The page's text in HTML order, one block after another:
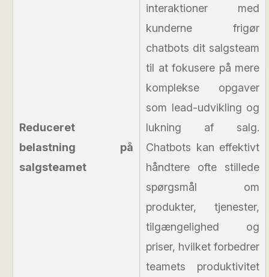
Reduceret
belastning på
salgsteamet
interaktioner med
kunderne frigør
chatbots dit salgsteam
til at fokusere på mere
komplekse opgaver
som lead-udvikling og
lukning af salg.
Chatbots kan effektivt
håndtere ofte stillede
spørgsmål om
produkter, tjenester,
tilgængelighed og
priser, hvilket forbedrer
teamets produktivitet